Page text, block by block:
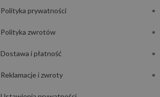
Polityka prywatności
Polityka zwrotów
Dostawa i płatność
Reklamacje i zwroty